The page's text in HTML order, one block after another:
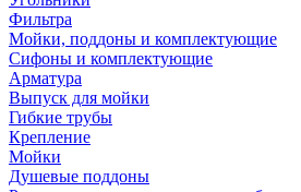
Фильтра
Мойки, поддоны и комплектующие
Сифоны и комплектующие
Арматура
Выпуск для мойки
Гибкие трубы
Крепление
Мойки
Душевые поддоны